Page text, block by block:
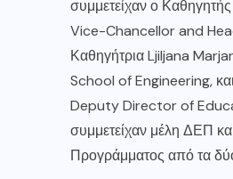
συμμετείχαν ο
Vice-Chancellor and
Καθηγήτρια Ljiljana
School of Engineering,
Deputy Director of
συμμετείχαν μέλη ΔΕΠ
Προγράμματος από τα